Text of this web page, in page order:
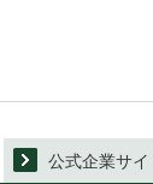
公式企業サ